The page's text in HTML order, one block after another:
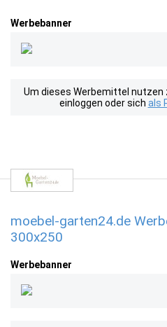
Werbebanner
Um dieses Werbemittel nutzen
einloggen oder sich als
moebel-garten24.de
300x250
Werbebanner